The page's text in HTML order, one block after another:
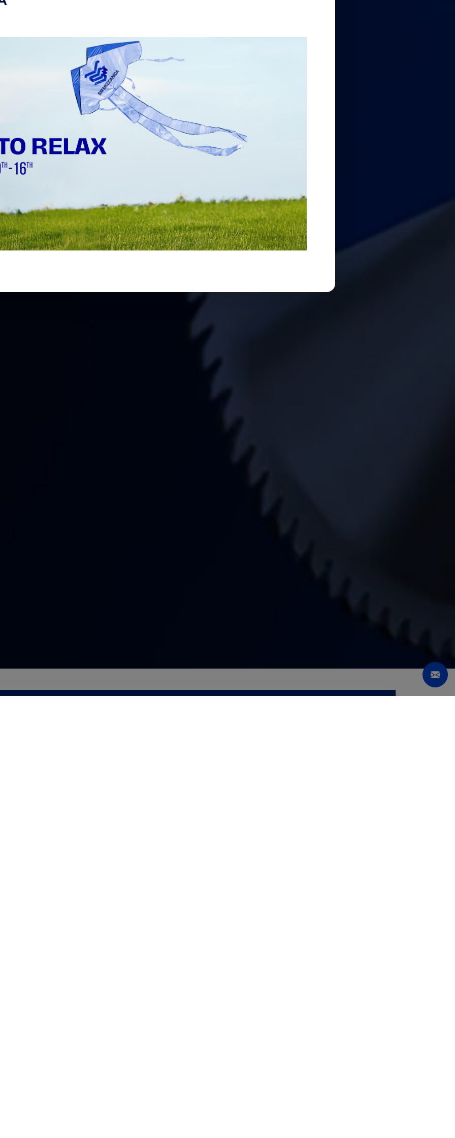
направлений и
режущего
работающего на
движением по одной
удалять
широкому спектру
обработка,
компонентов и др. —
и
обработки.
Meccanica
, в частности
линейной резки и
конструкции и
любые